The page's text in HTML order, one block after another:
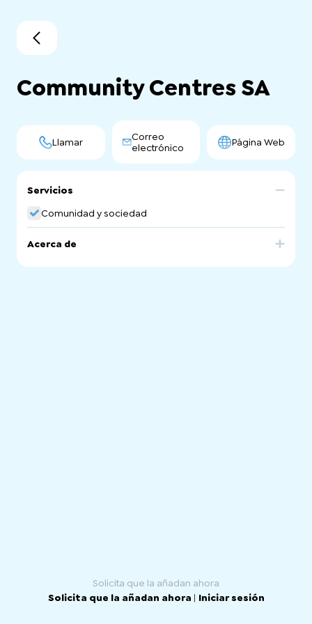
Community Centres SA
Llamar
Correo
electrónico
Página Web
Servicios
Comunidad y sociedad
Acerca de
Solicita que la añadan ahora
Solicita que la añadan ahora | Iniciar sesión